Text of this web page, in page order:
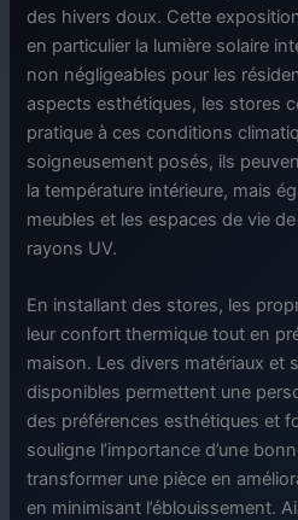
des hivers doux. Cette
en particulier la lumière solaire
non négligeables pour les
aspects esthétiques, les stores
pratique à ces conditions
soigneusement posés, ils
la température intérieure, mais
meubles et les espaces de vie de
rayons UV.
En installant des stores, les
leur confort thermique tout en
maison. Les divers matériaux et
disponibles permettent une
des préférences esthétiques et
souligne l’importance d’une
transformer une pièce en
en minimisant l’éblouissement.